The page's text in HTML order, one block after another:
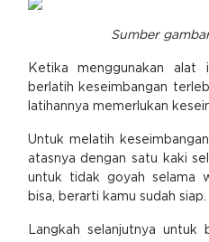
Sumber
Ketika menggunakan alat
berlatih keseimbangan
latihannya memerlukan
Untuk melatih
atasnya dengan satu kaki
untuk tidak goyah selama
bisa, berarti kamu sudah siap.
Langkah selanjutnya untuk